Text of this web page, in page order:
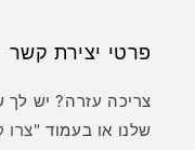
פרטי יצירת קשר
צריכה עזרה? יש
שלנו או בעמוד "צרו